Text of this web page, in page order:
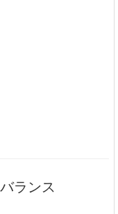
ランス